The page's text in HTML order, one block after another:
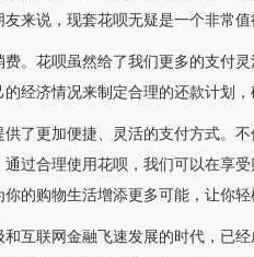
来说，现套花呗无疑是一个非常值
。花呗虽然给了我们更多的支付
经济情况来制定合理的还款计划
了更加便捷、灵活的支付方式。
过合理使用花呗，我们可以在享
的购物生活增添更多可能，让你轻
互联网金融飞速发展的时代，已